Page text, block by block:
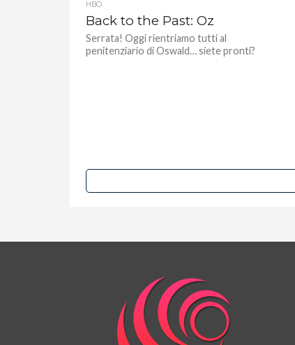
HBO
Back to the Past: Oz
Serrata! Oggi rientriamo tutti al
penitenziario di Oswald… siete pronti?